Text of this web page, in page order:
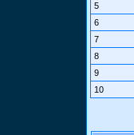
5
6
7
8
9
10